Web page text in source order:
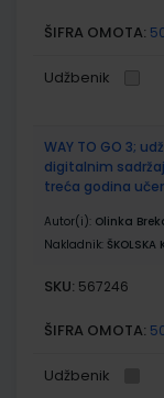
ŠIFRA OMOTA:
Udžbenik
WAY TO GO 3;
digitalnim
treća godina
Autor(i): Olinka
Nakladnik:
SKU: 567246
ŠIFRA OMOTA:
Udžbenik